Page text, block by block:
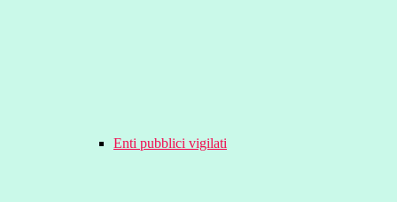
Enti pubblici vigilati